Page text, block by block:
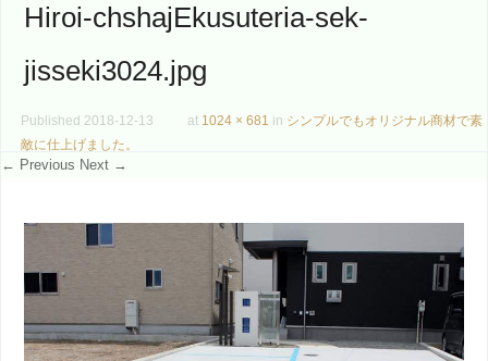
Hiroi-chshajEkusuteria-sek-
jisseki3024.jpg
Published 2018-12-13 at 1024 × 681 in シンプルでもオリジナル商材で素
敵に仕上げました。
← Previous Next →